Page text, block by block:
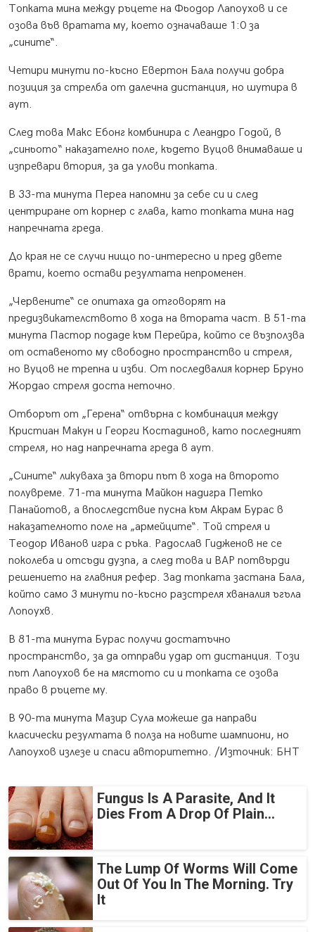
Топката мина между ръцете на Фьодор Лапоухов и се
озова във вратата му, което означаваше 1:0 за
„сините“.
Четири минути по-късно Евертон Бала получи добра
позиция за стрелба от далечна дистанция, но шутира в
аут.
След това Макс Ебонг комбинира с Леандро Годой, в
„синьото“ наказателно поле, където Вуцов внимаваше и
изпревари втория, за да улови топката.
В 33-та минута Переа напомни за себе си и след
центриране от корнер с глава, като топката мина над
напречната греда.
До края не се случи нищо по-интересно и пред двете
врати, което остави резултата непроменен.
„Червените“ се опитаха да отговорят на
предизвикателството в хода на втората част. В 51-та
минута Пастор подаде към Перейра, който се възползва
от оставеното му свободно пространство и стреля,
но Вуцов не трепна и изби. От последвалия корнер Бруно
Жордао стреля доста неточно.
Отборът от „Герена“ отвърна с комбинация между
Кристиан Макун и Георги Костадинов, като последният
стреля, но над напречната греда в аут.
„Сините“ ликуваха за втори път в хода на второто
полувреме. 71-та минута Майкон надигра Петко
Панайотов, а впоследствие пусна към Акрам Бурас в
наказателното поле на „армейците“. Той стреля и
Теодор Иванов игра с ръка. Радослав Гидженов не се
поколеба и отсъди дузпа, а след това и ВАР потвърди
решението на главния рефер. Зад топката застана Бала,
който само 3 минути по-късно разстреля хваналия ъгъла
Лопоухв.
В 81-та минута Бурас получи достатъчно
пространство, за да отправи удар от дистанция. Този
път Лапоухов бе на мястото си и топката се озова
право в ръцете му.
В 90-та минута Мазир Сула можеше да направи
класически резултата в полза на новите шампиони, но
Лапоухов излезе и спаси авторитетно. /Източник: БНТ
Fungus Is A Parasite, And It
Dies From A Drop Of Plain...
The Lump Of Worms Will Come
Out Of You In The Morning. Try
It